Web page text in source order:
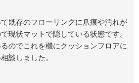
既存のフローリングに爪痕や汚れが
現状マットで隠している状態です。
のでこれを機にクッションフロアに
談しました。